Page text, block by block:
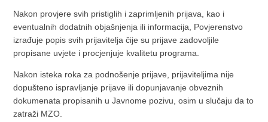
Nakon provjere svih pristiglih i zaprimljenih prijava, kao i
eventualnih dodatnih objašnjenja ili informacija, Povjerenstvo
izrađuje popis svih prijavitelja čije su prijave zadovoljile
propisane uvjete i procjenjuje kvalitetu programa.
Nakon isteka roka za podnošenje prijave, prijaviteljima nije
dopušteno ispravljanje prijave ili dopunjavanje obveznih
dokumenata propisanih u Javnome pozivu, osim u slučaju da to
zatraži MZO.